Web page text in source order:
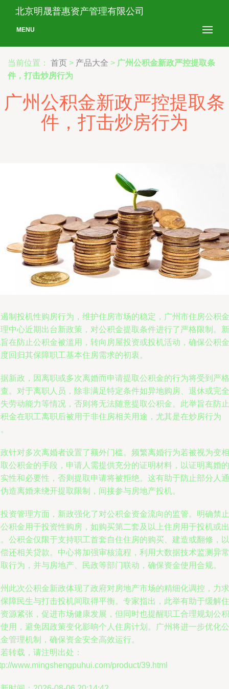
北京明晟普惠资产管理有限公司
MENU
当前位置： 首页 > 产品大全 > 广州公积金新政严控提取条
件，打击炒房行为
广州公积金新政严控提取条
件，打击炒房行为
制投机性购房行为，维护住房市场的稳定，广州市住房公积金
中心近期出台新政策，对公积金提取条件进行了严格限制。新
在防止公积金被滥用，转向房屋投资或投机活动，确保公积金
回归其保障职工基本住房需求的初衷。
新政，因离职或多次离婚而申请提取公积金的行为将受到严格
。对于离职人员，除非满足特定条件如异地购房、退休或完全
劳动能力等情况，否则将无法随意提取公积金。此举旨在防止
金在职工离职后被用于非住房相关用途，尤其是在炒房行为
针对多次离婚者设置了额外门槛。频繁离婚行为若被视为变相
公积金的手段，申请人需提供充分的证明材料，以证明离婚的
性和必要性，否则提取申请将被拒绝。这有助于防止部分人通
造离婚来绕开提取限制，间接参与房地产投机。
资管理方面，新政强化了对公积金资金流向的监管。明确禁止
积金用于投资性购房，如购买第二套及以上住房用于投机或出
公积金仅限于支持职工首套自住住房的购买、建造或翻修，以
还相关贷款。中心将加强审核流程，利用大数据技术监测异常
行为，并与房地产、民政等部门联动，确保资金使用合规。
此次公积金新政体现了政府对房地产市场的精细化调控，力求
障民生与打击投机间取得平衡。专家指出，此举有助于缓解住
源紧张，促进市场健康发展，但同时也提醒职工合理规划公积
用，避免因政策变化影响个人住房计划。广州将进一步优化公
管理机制，确保资金安全高效运行。
转载，请注明出处：
www.mingshengpuhui.com/product/39.html